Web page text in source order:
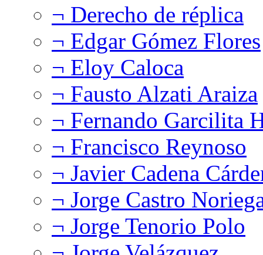
¬ Derecho de réplica
¬ Edgar Gómez Flores
¬ Eloy Caloca
¬ Fausto Alzati Araiza
¬ Fernando Garcilita
¬ Francisco Reynoso
¬ Javier Cadena
¬ Jorge Castro
¬ Jorge Tenorio Polo